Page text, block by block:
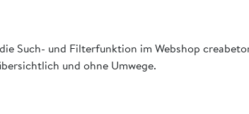
Such- und Filterfunktion im Webshop
und ohne Umwege.